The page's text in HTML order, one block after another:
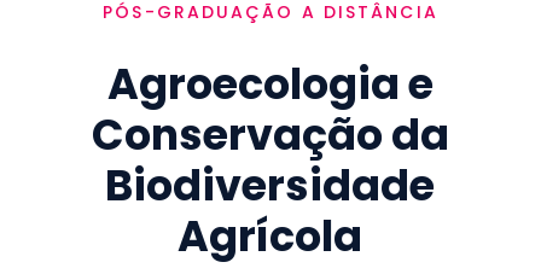
Ementa
Como funciona
Credenciamento MEC
PÓS-GRADUAÇÃO A DISTÂNCIA
Agroecologia e
Conservação da
Biodiversidade
Agrícola